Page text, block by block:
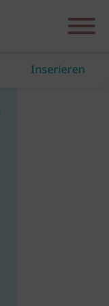
Inserieren